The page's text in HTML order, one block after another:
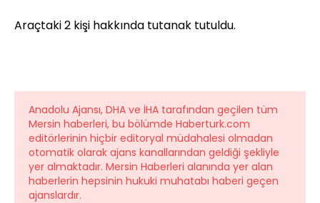
Araçtaki 2 kişi hakkında tutanak tutuldu.
Anadolu Ajansı, DHA ve İHA tarafından geçilen tüm
Mersin haberleri, bu bölümde Haberturk.com
editörlerinin hiçbir editoryal müdahalesi olmadan
otomatik olarak ajans kanallarından geldiği şekliyle
yer almaktadır. Mersin Haberleri alanında yer alan
haberlerin hepsinin hukuki muhatabı haberi geçen
ajanslardır.